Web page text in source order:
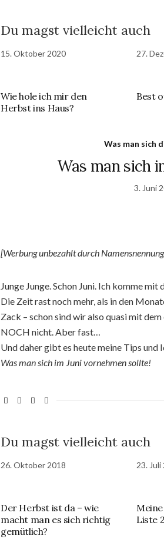
Du magst vielleicht auch
15. Oktober 2020
Wie hole ich mir den
Herbst ins Haus?
27.
Best
Was man sich
Was man sich
3. Juni
[Werbung unbezahlt durch
Junge Junge. Schon Juni. Ich komme
Die Zeit rast noch mehr, als in den
Zack – schon sind wir also quasi mit
NOCH nicht. Aber fast…
Und daher gibt es heute meine Tips und
Was man sich im Juni vornehmen sollte!
Du magst vielleicht auch
26. Oktober 2018
Der Herbst ist da – wie
macht man es sich richtig
gemütlich?
23. Juli
Liste